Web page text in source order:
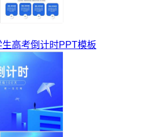
生高考倒计时PPT模板